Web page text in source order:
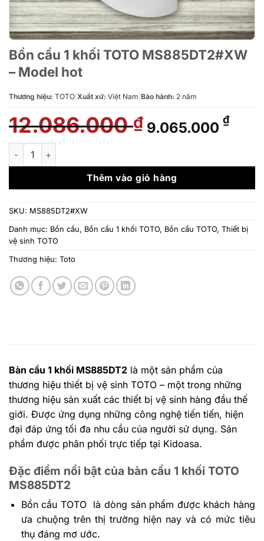
Bồn cầu 1 khối TOTO MS885DT2#XW
– Model hot
Thương hiệu: TOTO Xuất xứ: Việt Nam Bảo hành: 2 năm
12.086.000₫ Giá
gốc
12.086.000 ₫.
9.065.000 ₫Giá
là:
Bồn cầu 1 khối TOTO MS885DT2#XW - Model hot số lượng
Thêm vào giỏ hàng
SKU: MS885DT2#XW
Danh mục: Bồn cầu, Bồn cầu 1 khối TOTO, Bồn cầu TOTO, Thiết bị
vệ sinh TOTO
Thương hiệu: Toto
Bàn cầu 1 khối MS885DT2 là một sản phẩm của
thương hiệu thiết bị vệ sinh TOTO – một trong những
thương hiệu sản xuất các thiết bị vệ sinh hàng đầu thế
giới. Được ứng dụng những công nghệ tiến tiến, hiện
đại đáp ứng tối đa nhu cầu của người sử dụng. Sản
phẩm được phân phối trực tiếp tại Kidoasa.
Đặc điểm nổi bật của bàn cầu 1 khối TOTO
MS885DT2
Bồn cầu TOTO là dòng sản phẩm được khách hàng
ưa chuộng trên thị trường hiện nay và có mức tiêu
thụ đáng mơ ước.